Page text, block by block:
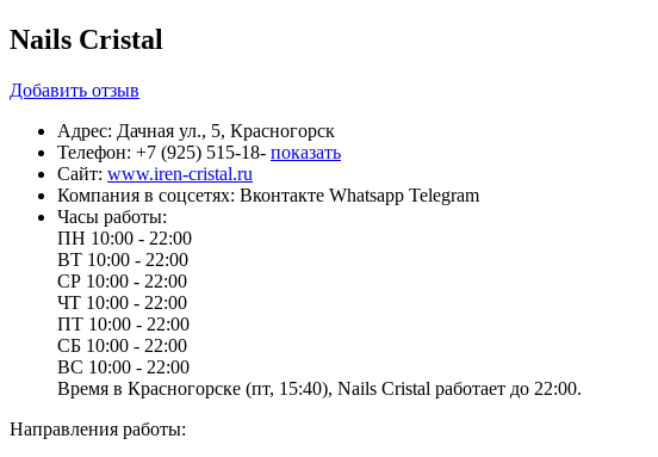
Nails Cristal
Добавить отзыв
Адрес: Дачная ул., 5, Красногорск
Телефон: +7 (925) 515-18- показать
Сайт: www.iren-cristal.ru
Компания в соцсетях: Вконтакте Whatsapp Telegram
Часы работы:
ПН 10:00 - 22:00
ВТ 10:00 - 22:00
СР 10:00 - 22:00
ЧТ 10:00 - 22:00
ПТ 10:00 - 22:00
СБ 10:00 - 22:00
ВС 10:00 - 22:00
Время в Красногорске (пт, 15:40), Nails Cristal работает до 22:00.
Направления работы: